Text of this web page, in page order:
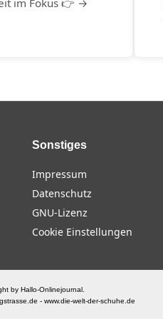
im Fokus 👉 →
Sonstiges
Impressum
Datenschutz
GNU-Lizenz
Cookie Einstellungen
by Hallo-Onlinejournal.
- www.die-welt-der-schuhe.de